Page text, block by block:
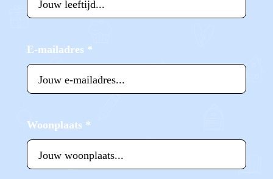
E-mailadres *
Woonplaats *